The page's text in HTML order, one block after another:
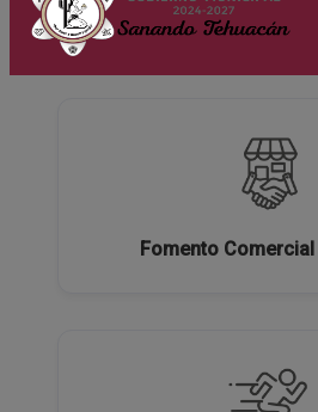
Ecología y Medio
Fomento